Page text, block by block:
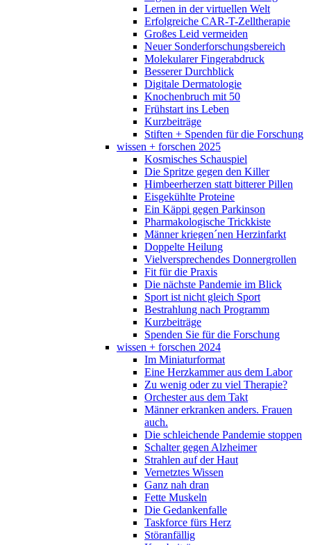
Lernen in der virtuellen Welt
Erfolgreiche CAR-T-Zelltherapie
Großes Leid vermeiden
Neuer Sonderforschungsbereich
Molekularer Fingerabdruck
Besserer Durchblick
Digitale Dermatologie
Knochenbruch mit 50
Frühstart ins Leben
Kurzbeiträge
Stiften + Spenden für die Forschung
wissen + forschen 2025
Kosmisches Schauspiel
Die Spritze gegen den Killer
Himbeerherzen statt bitterer Pillen
Eisgekühlte Proteine
Ein Käppi gegen Parkinson
Pharmakologische Trickkiste
Männer kriegen´nen Herzinfarkt
Doppelte Heilung
Vielversprechendes Donnergrollen
Fit für die Praxis
Die nächste Pandemie im Blick
Sport ist nicht gleich Sport
Bestrahlung nach Programm
Kurzbeiträge
Spenden Sie für die Forschung
wissen + forschen 2024
Im Miniaturformat
Eine Herzkammer aus dem Labor
Zu wenig oder zu viel Therapie?
Orchester aus dem Takt
Männer erkranken anders. Frauen
auch.
Die schleichende Pandemie stoppen
Schalter gegen Alzheimer
Strahlen auf der Haut
Vernetztes Wissen
Ganz nah dran
Fette Muskeln
Die Gedankenfalle
Taskforce fürs Herz
Störanfällig